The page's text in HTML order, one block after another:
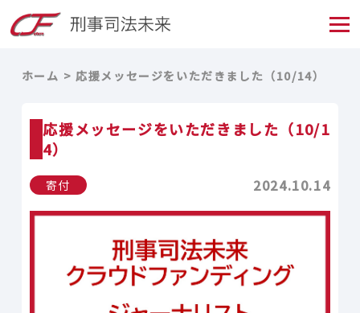
ホーム 応援メッセージをいただきました（10/14）
応援メッセージをいただきました（10/1
4）
寄付 2024.10.14